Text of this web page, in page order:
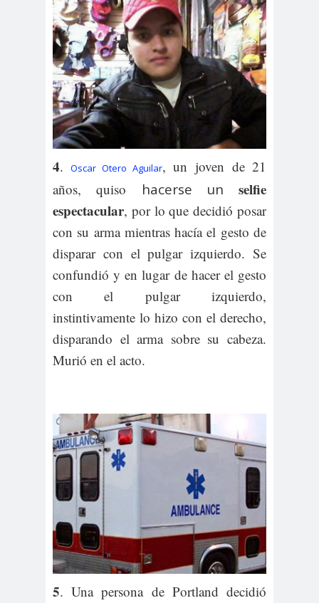
4. Oscar Otero Aguilar, un joven de 21
años, quiso hacerse un selfie
espectacular, por lo que decidió posar
con su arma mientras hacía el gesto de
disparar con el pulgar izquierdo. Se
confundió y en lugar de hacer el gesto
con el pulgar izquierdo,
instintivamente lo hizo con el derecho,
disparando el arma sobre su cabeza.
Murió en el acto.
5. Una persona de Portland decidió